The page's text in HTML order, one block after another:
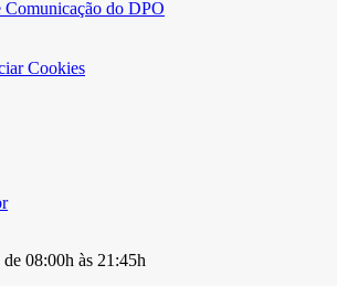
Comunicação do DPO
Cookies
08:00h às 21:45h